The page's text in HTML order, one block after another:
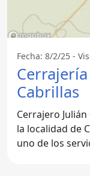
Fecha: 8/2/25 -
Cabrillas
Cerrajero Julián
la localidad de
uno de los